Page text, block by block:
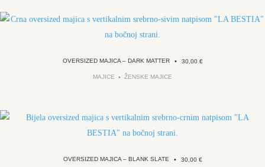
OVERSIZED MAJICA – DARK MATTER • 30,00 €
MAJICE ŽENSKE MAJICE
OVERSIZED MAJICA – BLANK SLATE • 30,00 €